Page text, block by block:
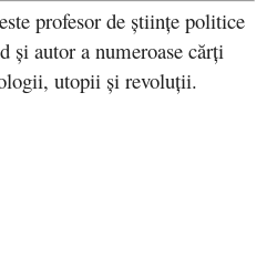
este profesor de științe politice
și autor a numeroase cărți
utopii și revoluții.